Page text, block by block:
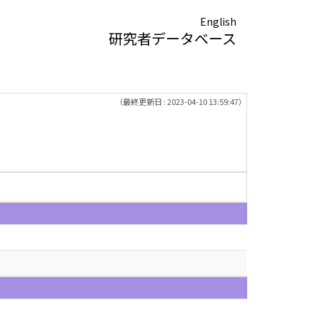
English
研究者データベース
（最終更新日 : 2023-04-10 13:59:47）